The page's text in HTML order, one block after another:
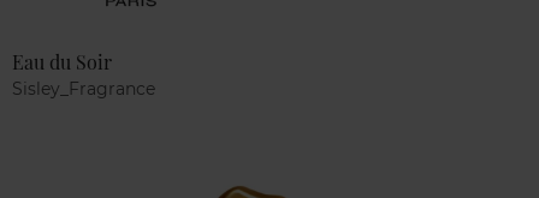
Eau du Soir
Sisley_Fragrance